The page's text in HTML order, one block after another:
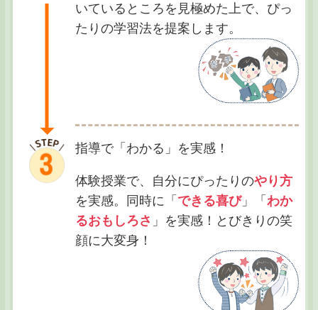
いているところを見極めた上で、ぴっ
たりの学習法を提案します。
指導で「わかる」を実感！
体験授業で、自分にぴったりのやり方
を実感。同時に「 できる喜び」「 わか
るおもしろさ 」を実感！とびきりの笑
顔に大変身！